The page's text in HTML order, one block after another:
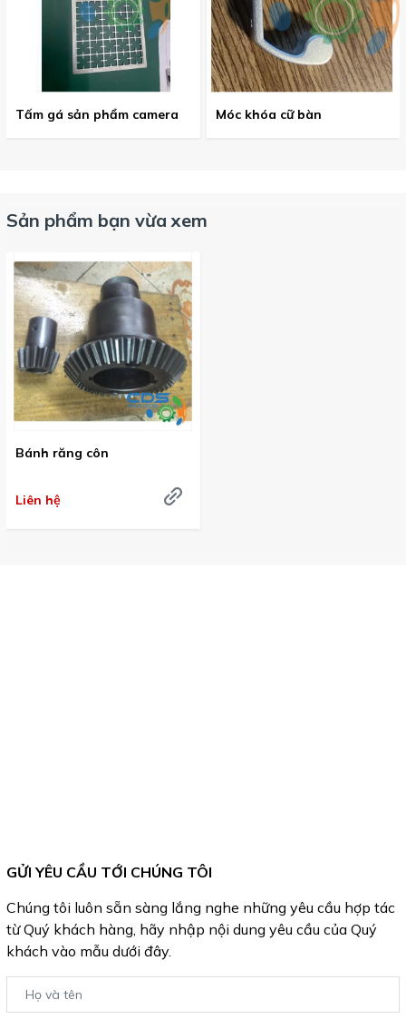
Tấm gá sản phẩm camera Móc khóa cữ bàn
Sản phẩm bạn vừa xem
Bánh răng côn
Liên hệ
GỬI YÊU CẦU TỚI CHÚNG TÔI
Chúng tôi luôn sẵn sàng lắng nghe những yêu cầu hợp tác
từ Quý khách hàng, hãy nhập nội dung yêu cầu của Quý
khách vào mẫu dưới đây.